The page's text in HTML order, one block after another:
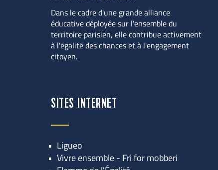
Dans le cadre d'une grande alliance
éducative déployée sur l'ensemble du
territoire parisien, elle contribue activement
à l'égalité des chances et à l'engagement
citoyen.
SITES INTERNET
Ligueo
Vivre ensemble - Fri for mobberi